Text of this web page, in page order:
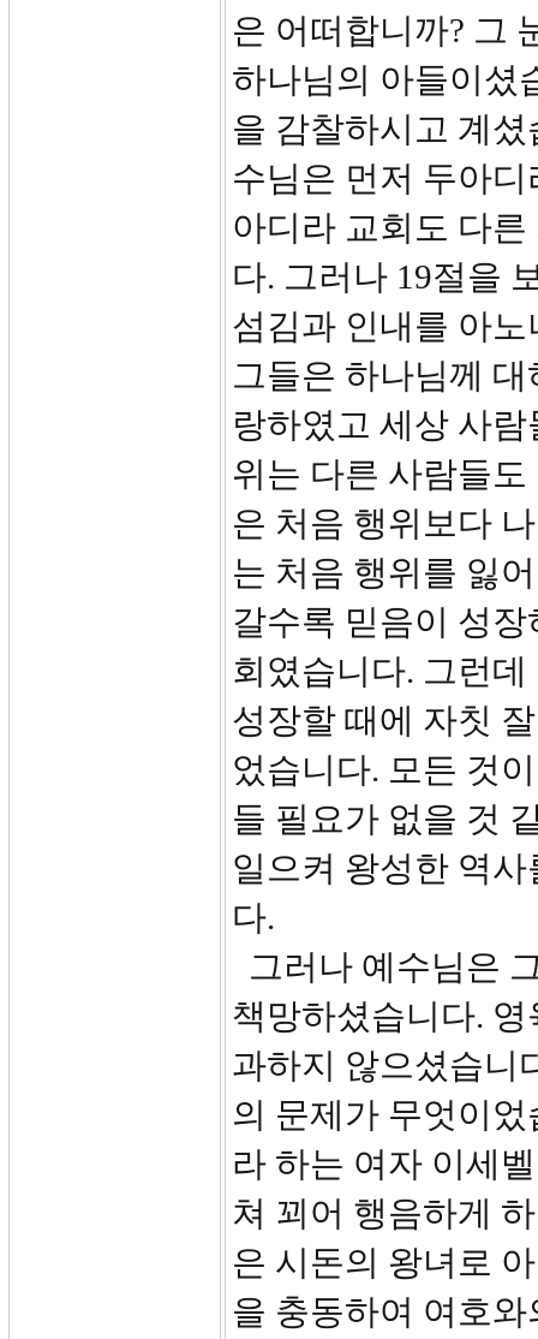
은 어떠합니까? 그
하나님의 아들이셨
을 감찰하시고 계
수님은 먼저 두아
아디라 교회도 다
다. 그러나 19절을
섬김과 인내를 아
그들은 하나님께
랑하였고 세상 사
위는 다른 사람들
은 처음 행위보다
는 처음 행위를 잃
갈수록 믿음이 성
회였습니다. 그런
성장할 때에 자칫
었습니다. 모든 것
들 필요가 없을 것
일으켜 왕성한 역
다.
그러나 예수님은
책망하셨습니다.
과하지 않으셨습니
의 문제가 무엇이
라 하는 여자 이세
쳐 꾀어 행음하게
은 시돈의 왕녀로
을 충동하여 여호